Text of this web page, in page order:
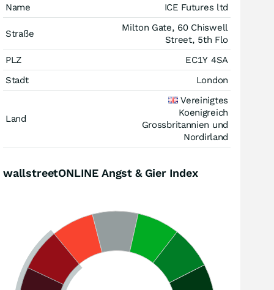
Name ICE Futures ltd
Straße
Milton Gate, 60 Chiswell
Street, 5th Flo
PLZ
EC1Y 4SA
Stadt
London
Land
Vereinigtes
Koenigreich
Grossbritannien und
Nordirland
wallstreetONLINE Angst & Gier Index